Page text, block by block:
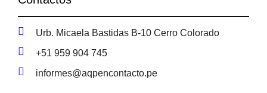
Urb. Micaela Bastidas B-10 Cerro Colorado
+51 959 904 745
informes@aqpencontacto.pe